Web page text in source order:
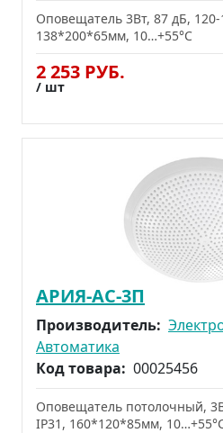
Оповещатель 3Вт, 87 дБ, 120-
138*200*65мм, 10…+55°С
2 253 РУБ.
/ шт
АРИЯ-АС-3П
Производитель:
Автоматика
Код товара: 00025456
Оповещатель потолочный,
IP31, 160*120*85мм,